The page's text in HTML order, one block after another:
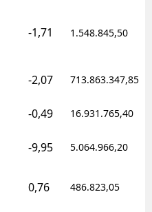
-1,71 1.548.845,50
-2,07 713.863.347,85
-0,49 16.931.765,40
-9,95 5.064.966,20
0,76 486.823,05